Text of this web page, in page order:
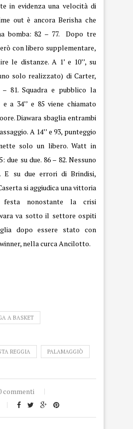
in evidenza una velocità di
out è ancora Berisha che
bomba: 82 – 77. Dopo tre
con libero supplementare,
le distanze. A 1’ e 10’’, su
solo realizzato) di Carter,
81. Squadra e pubblico la
a 34’’ e 85 viene chiamato
Diawara sbaglia entrambi
A 14’’ e 93, punteggio
solo un libero. Watt in
due su due. 86 – 82. Nessuno
E su due errori di Brindisi,
si aggiudica una vittoria
festa nonostante la crisi
va sotto il settore ospiti
dopo essere stato con
nella curca Ancilotto.
A BASKET
REGGIA PALAMAGGIÒ
commenti